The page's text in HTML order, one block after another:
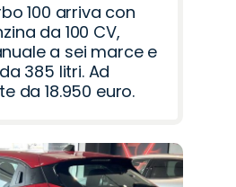
100 arriva con
da 100 CV,
a sei marce e
385 litri. Ad
da 18.950 euro.